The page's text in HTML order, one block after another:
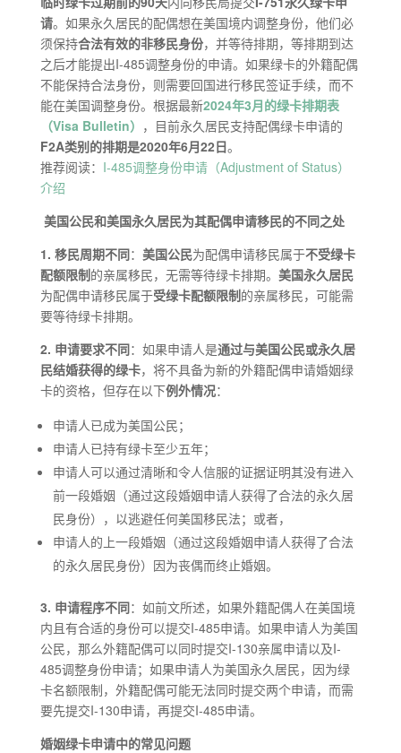
请。如果永久居民的配偶想在美国境内调整身份，他们必
须保持合法有效的非移民身份，并等待排期，等排期到达
之后才能提出I-485调整身份的申请。如果绿卡的外籍配偶
不能保持合法身份，则需要回国进行移民签证手续，而不
能在美国调整身份。根据最新2024年3月的绿卡排期表
（Visa Bulletin） ，目前永久居民支持配偶绿卡申请的
F2A类别的排期是2020年6月22日。
推荐阅读： I-485调整身份申请（Adjustment of Status）
介绍
美国公民和美国永久居民为其配偶申请移民的不同之处
1. 移民周期不同： 美国公民为配偶申请移民属于不受绿卡
配额限制的亲属移民，无需等待绿卡排期。 美国永久居民
为配偶申请移民属于受绿卡配额限制的亲属移民，可能需
要等待绿卡排期。
2. 申请要求不同：如果申请人是通过与美国公民或永久居
民结婚获得的绿卡，将不具备为新的外籍配偶申请婚姻绿
卡的资格，但存在以下例外情况：
申请人已成为美国公民；
申请人已持有绿卡至少五年；
申请人可以通过清晰和令人信服的证据证明其没有进入
前一段婚姻（通过这段婚姻申请人获得了合法的永久居
民身份），以逃避任何美国移民法；或者，
申请人的上一段婚姻（通过这段婚姻申请人获得了合法
的永久居民身份）因为丧偶而终止婚姻。
3. 申请程序不同：如前文所述，如果外籍配偶人在美国境
内且有合适的身份可以提交I-485申请。如果申请人为美国
公民，那么外籍配偶可以同时提交I-130亲属申请以及I-
485调整身份申请；如果申请人为美国永久居民，因为绿
卡名额限制，外籍配偶可能无法同时提交两个申请，而需
要先提交I-130申请，再提交I-485申请。
婚姻绿卡申请中的常见问题